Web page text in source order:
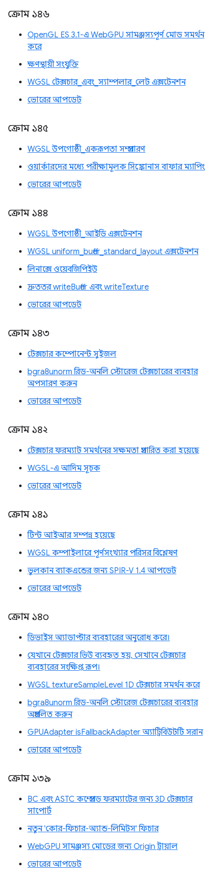
ক্রোম ১৪৬
OpenGL ES 3.1-এ WebGPU সামঞ্জস্যপূর্ণ মোড সমর্থন
করে
ক্ষণস্থায়ী সংযুক্তি
WGSL টেক্সচার_এবং_স্যাম্পলার_লেট এক্সটেনশন
ভোরের আপডেট
ক্রোম ১৪৫
WGSL উপগোষ্ঠী_একরূপতা সম্প্রসারণ
ওয়ার্কারদের মধ্যে পরীক্ষামূলক সিঙ্ক্রোনাস বাফার ম্যাপিং
ভোরের আপডেট
ক্রোম ১৪৪
WGSL উপগোষ্ঠী_আইডি এক্সটেনশন
WGSL uniform_buffer_standard_layout এক্সটেনশন
লিনাক্সে ওয়েবজিপিইউ
দ্রুততর writeBuffer এবং writeTexture
ভোরের আপডেট
ক্রোম ১৪৩
টেক্সচার কম্পোনেন্ট সুইজল
bgra8unorm রিড-অনলি স্টোরেজ টেক্সচারের ব্যবহার
অপসারণ করুন
ভোরের আপডেট
ক্রোম ১৪২
টেক্সচার ফরম্যাট সমর্থনের সক্ষমতা প্রসারিত করা হয়েছে
WGSL-এ আদিম সূচক
ভোরের আপডেট
ক্রোম ১৪১
টিন্ট আইআর সম্পন্ন হয়েছে
WGSL কম্পাইলারে পূর্ণসংখ্যার পরিসর বিশ্লেষণ
ভুলকান ব্যাকএন্ডের জন্য SPIR-V 1.4 আপডেট
ভোরের আপডেট
ক্রোম ১৪০
ডিভাইস অ্যাডাপ্টার ব্যবহারের অনুরোধ করে।
যেখানে টেক্সচার ভিউ ব্যবহৃত হয়, সেখানে টেক্সচার
ব্যবহারের সংক্ষিপ্ত রূপ।
WGSL textureSampleLevel 1D টেক্সচার সমর্থন করে
bgra8unorm রিড-অনলি স্টোরেজ টেক্সচারের ব্যবহার
অপ্রচলিত করুন
GPUAdapter isFallbackAdapter অ্যাট্রিবিউটটি সরান
ভোরের আপডেট
ক্রোম ১৩৯
BC এবং ASTC কম্প্রেসড ফরম্যাটের জন্য 3D টেক্সচার
সাপোর্ট
নতুন 'কোর-ফিচার-অ্যান্ড-লিমিটস' ফিচার
WebGPU সামঞ্জস্য মোডের জন্য Origin ট্রায়াল
ভোরের আপডেট